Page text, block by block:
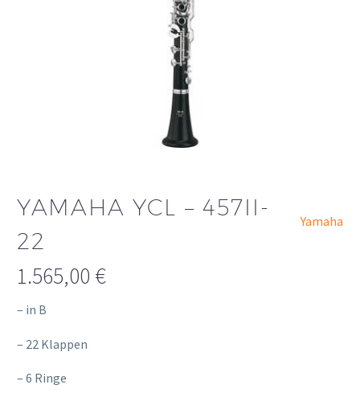
YAMAHA YCL – 457II-
22
Yamaha
1.565,00 €
– in B
– 22 Klappen
– 6 Ringe